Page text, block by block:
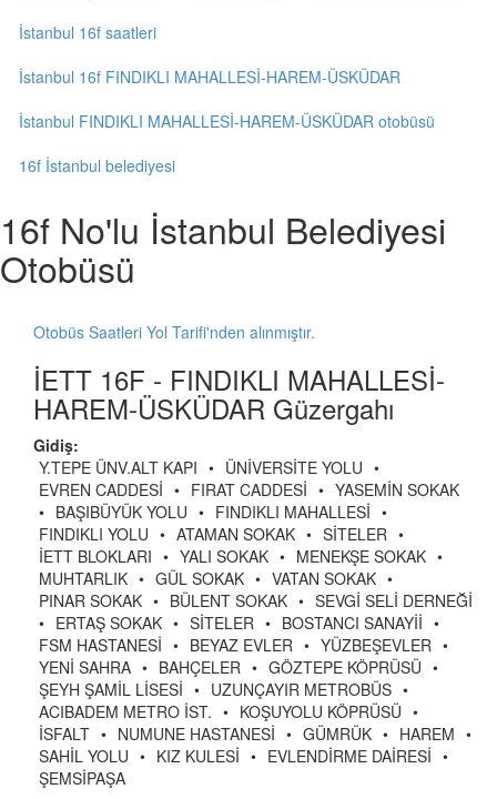
İstanbul 16f saatleri
İstanbul 16f FINDIKLI MAHALLESİ-HAREM-ÜSKÜDAR
İstanbul FINDIKLI MAHALLESİ-HAREM-ÜSKÜDAR otobüsü
16f İstanbul belediyesi
16f No'lu İstanbul Belediyesi
Otobüsü
Otobüs Saatleri Yol Tarifi'nden alınmıştır.
İETT 16F - FINDIKLI MAHALLESİ-
HAREM-ÜSKÜDAR Güzergahı
Gidiş:
Y.TEPE ÜNV.ALT KAPI • ÜNİVERSİTE YOLU •
EVREN CADDESİ • FIRAT CADDESİ • YASEMİN SOKAK
• BAŞIBÜYÜK YOLU • FINDIKLI MAHALLESİ •
FINDIKLI YOLU • ATAMAN SOKAK • SİTELER •
İETT BLOKLARI • YALI SOKAK • MENEKŞE SOKAK •
MUHTARLIK • GÜL SOKAK • VATAN SOKAK •
PINAR SOKAK • BÜLENT SOKAK • SEVGİ SELİ DERNEĞİ
• ERTAŞ SOKAK • SİTELER • BOSTANCI SANAYİİ •
FSM HASTANESİ • BEYAZ EVLER • YÜZBEŞEVLER •
YENİ SAHRA • BAHÇELER • GÖZTEPE KÖPRÜSÜ •
ŞEYH ŞAMİL LİSESİ • UZUNÇAYIR METROBÜS •
ACIBADEM METRO İST. • KOŞUYOLU KÖPRÜSÜ •
İSFALT • NUMUNE HASTANESİ • GÜMRÜK • HAREM •
SAHİL YOLU • KIZ KULESİ • EVLENDİRME DAİRESİ •
ŞEMSİPAŞA